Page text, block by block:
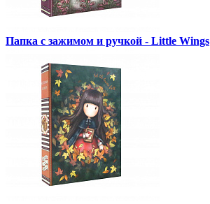
Папка с зажимом и ручкой - Little Wings